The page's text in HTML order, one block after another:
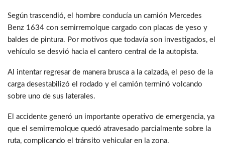
Según trascendió, el hombre conducía un camión Mercedes
Benz 1634 con semirremolque cargado con placas de yeso y
baldes de pintura. Por motivos que todavía son investigados, el
vehículo se desvió hacia el cantero central de la autopista.
Al intentar regresar de manera brusca a la calzada, el peso de la
carga desestabilizó el rodado y el camión terminó volcando
sobre uno de sus laterales.
El accidente generó un importante operativo de emergencia, ya
que el semirremolque quedó atravesado parcialmente sobre la
ruta, complicando el tránsito vehicular en la zona.